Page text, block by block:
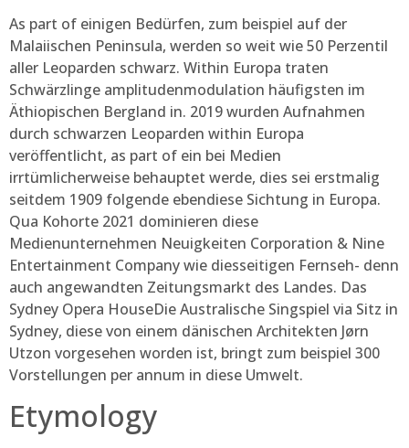
As part of einigen Bedürfen, zum beispiel auf der
Malaiischen Peninsula, werden so weit wie 50 Perzentil
aller Leoparden schwarz. Within Europa traten
Schwärzlinge amplitudenmodulation häufigsten im
Äthiopischen Bergland in. 2019 wurden Aufnahmen
durch schwarzen Leoparden within Europa
veröffentlicht, as part of ein bei Medien
irrtümlicherweise behauptet werde, dies sei erstmalig
seitdem 1909 folgende ebendiese Sichtung in Europa.
Qua Kohorte 2021 dominieren diese
Medienunternehmen Neuigkeiten Corporation & Nine
Entertainment Company wie diesseitigen Fernseh- denn
auch angewandten Zeitungsmarkt des Landes. Das
Sydney Opera HouseDie Australische Singspiel via Sitz in
Sydney, diese von einem dänischen Architekten Jørn
Utzon vorgesehen worden ist, bringt zum beispiel 300
Vorstellungen per annum in diese Umwelt.
Etymology